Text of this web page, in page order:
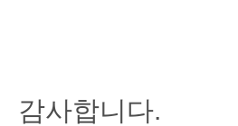
감사합니다.